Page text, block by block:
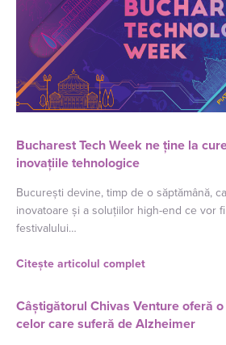
Bucharest Tech Week ne ține la
inovațiile tehnologice
București devine, timp de o săptămână,
inovatoare și a soluțiilor high-end ce vor
festivalului…
Citește articolul complet
Câștigătorul Chivas Venture oferă
celor care suferă de Alzheimer